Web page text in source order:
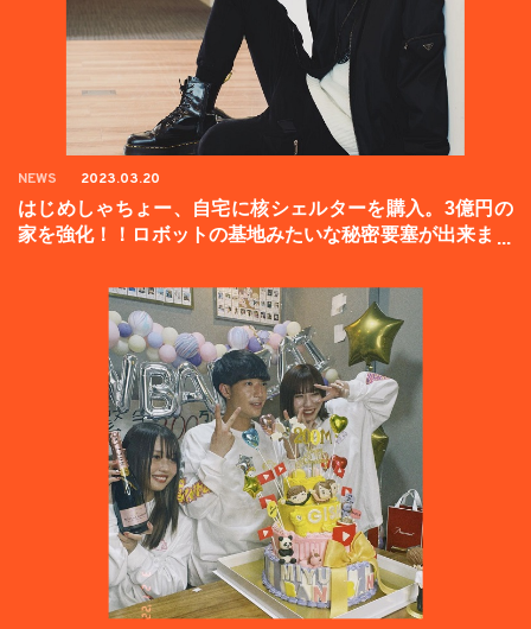
NEWS 2023.03.20
はじめしゃちょー、自宅に核シェルターを購入。3億円の
家を強化！！ロボットの基地みたいな秘密要塞が出来まし